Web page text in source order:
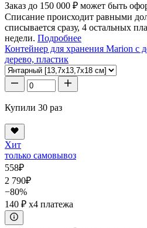
Заказ до 150 000 ₽ может быть
Списание происходит равными
списывается сразу, 4 остальных
недели. Подробнее
Контейнер для хранения Marion с
дерево, пластик
Купили 30 раз
Хит
только самовывоз
558₽
2 790₽
−80%
140 ₽ x4 платежа